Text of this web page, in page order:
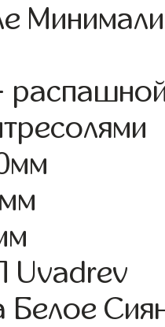
Uvadrev
Белое